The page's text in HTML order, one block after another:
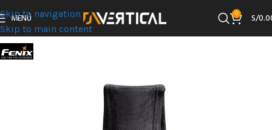
Skip to navigation
Skip to main content
MENÚ 0 S/